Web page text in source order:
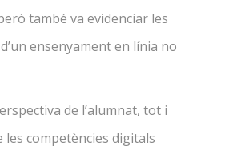
també va evidenciar les
ensenyament en línia no
de l’alumnat, tot i
les competències digitals